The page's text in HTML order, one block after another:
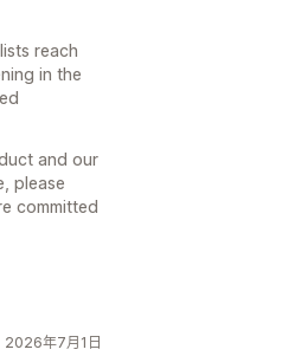
reach
in the
and our
please
committed
2026年7月1日